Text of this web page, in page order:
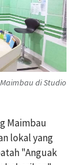
di Studio
Maimbau
lokal yang
"Anguak